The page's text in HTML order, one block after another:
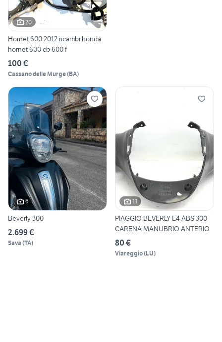
20
Hornet 600 2012 ricambi honda
hornet 600 cb 600 f
100 €
Cassano delle Murge(BA)
6
Beverly 300
2.699 €
Sava (TA)
11
PIAGGIO BEVERLY E4 ABS 300
CARENA MANUBRIO ANTERIO
80 €
Viareggio(LU)